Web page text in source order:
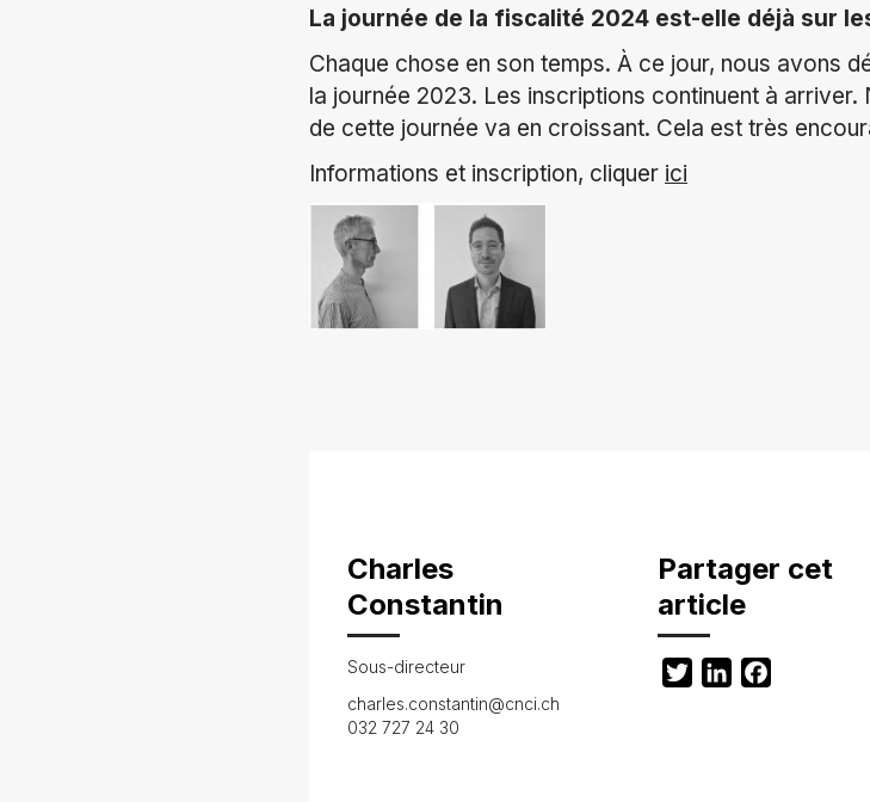
La journée de la fiscalité 2024 est-elle déjà sur
Chaque chose en son temps. À ce jour, nous avons
la journée 2023. Les inscriptions continuent à arriver.
de cette journée va en croissant. Cela est très
Informations et inscription, cliquer ici
Charles
Constantin
Sous-directeur
charles.constantin@cnci.ch
032 727 24 30
Partager cet
article
TwitterLinkedIn